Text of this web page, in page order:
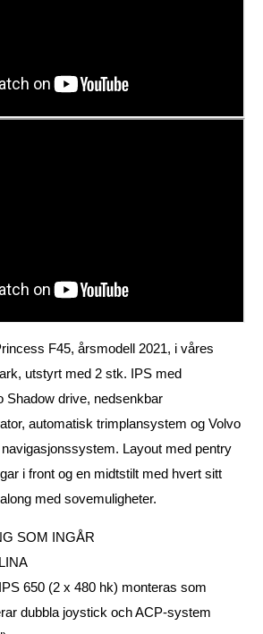
F45, årsmodell 2021, i våres
utstyrt med 2 stk. IPS med
Shadow drive, nedsenkbar
automatisk trimplansystem og Volvo
Layout med pentry
i front og en midtstilt med hvert sitt
med sovemuligheter.
SOM INGÅR
650 (2 x 480 hk) monteras som
dubbla joystick och ACP-system